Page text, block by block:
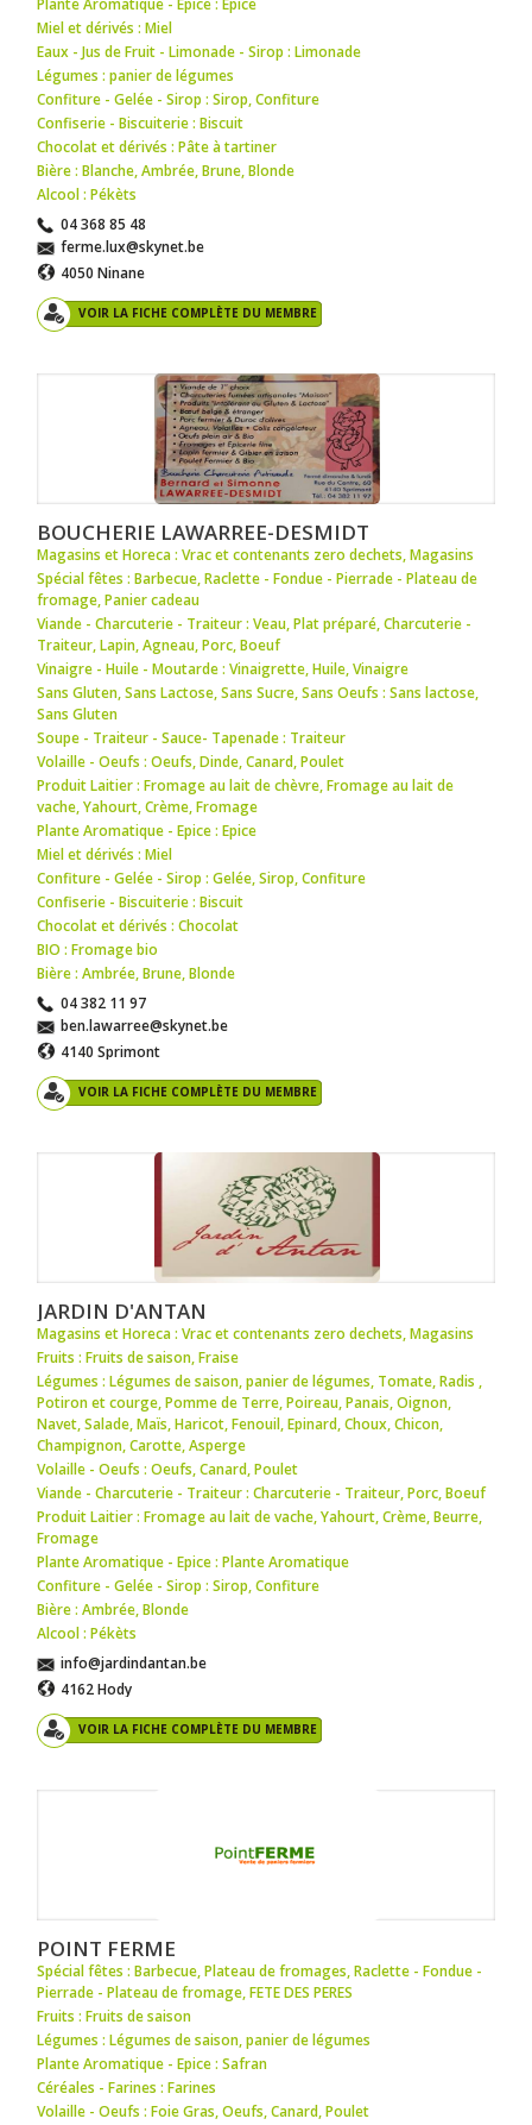
Plante Aromatique - Epice : Epice
Miel et dérivés : Miel
Eaux - Jus de Fruit - Limonade - Sirop : Limonade
Légumes : panier de légumes
Confiture - Gelée - Sirop : Sirop,Confiture
Confiserie - Biscuiterie : Biscuit
Chocolat et dérivés : Pâte à tartiner
Bière : Blanche,Ambrée,Brune,Blonde
Alcool : Pékèts
04 368 85 48
ferme.lux@skynet.be
4050 Ninane
VOIR LA FICHE COMPLÈTE DU MEMBRE
BOUCHERIE LAWARREE-DESMIDT
Magasins et Horeca : Vrac et contenants zero dechets,Magasins
Spécial fêtes : Barbecue,Raclette - Fondue - Pierrade - Plateau de
fromage,Panier cadeau
Viande - Charcuterie - Traiteur : Veau,Plat préparé,Charcuterie -
Traiteur,Lapin,Agneau,Porc,Boeuf
Vinaigre - Huile - Moutarde : Vinaigrette,Huile,Vinaigre
Sans Gluten, Sans Lactose, Sans Sucre, Sans Oeufs : Sans lactose,
Sans Gluten
Soupe - Traiteur - Sauce- Tapenade : Traiteur
Volaille - Oeufs : Oeufs,Dinde,Canard,Poulet
Produit Laitier : Fromage au lait de chèvre,Fromage au lait de
vache,Yahourt,Crème,Fromage
Plante Aromatique - Epice : Epice
Miel et dérivés : Miel
Confiture - Gelée - Sirop : Gelée,Sirop,Confiture
Confiserie - Biscuiterie : Biscuit
Chocolat et dérivés : Chocolat
BIO : Fromage bio
Bière : Ambrée,Brune,Blonde
04 382 11 97
ben.lawarree@skynet.be
4140 Sprimont
VOIR LA FICHE COMPLÈTE DU MEMBRE
JARDIN D'ANTAN
Magasins et Horeca : Vrac et contenants zero dechets,Magasins
Fruits : Fruits de saison,Fraise
Légumes : Légumes de saison,panier de légumes, Tomate,Radis ,
Potiron et courge,Pomme de Terre,Poireau,Panais,Oignon,
Navet,Salade,Maïs,Haricot,Fenouil,Epinard,Choux,Chicon,
Champignon,Carotte,Asperge
Volaille - Oeufs : Oeufs,Canard,Poulet
Viande - Charcuterie - Traiteur : Charcuterie - Traiteur,Porc,Boeuf
Produit Laitier : Fromage au lait de vache,Yahourt,Crème,Beurre,
Fromage
Plante Aromatique - Epice : Plante Aromatique
Confiture - Gelée - Sirop : Sirop,Confiture
Bière : Ambrée,Blonde
Alcool : Pékèts
info@jardindantan.be
4162 Hody
VOIR LA FICHE COMPLÈTE DU MEMBRE
POINT FERME
Spécial fêtes : Barbecue,Plateau de fromages,Raclette - Fondue -
Pierrade - Plateau de fromage,FETE DES PERES
Fruits : Fruits de saison
Légumes : Légumes de saison,panier de légumes
Plante Aromatique - Epice : Safran
Céréales - Farines : Farines
Volaille - Oeufs : Foie Gras,Oeufs,Canard,Poulet